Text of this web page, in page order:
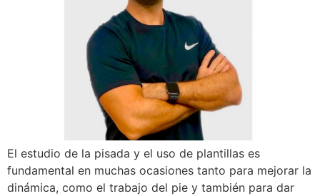
El estudio de la pisada y el uso de plantillas es
fundamental en muchas ocasiones tanto para mejorar la
dinámica, como el trabajo del pie y también para dar